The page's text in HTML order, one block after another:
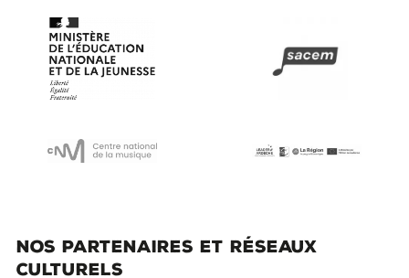
NOS PARTENAIRES ET RÉSEAUX
CULTURELS